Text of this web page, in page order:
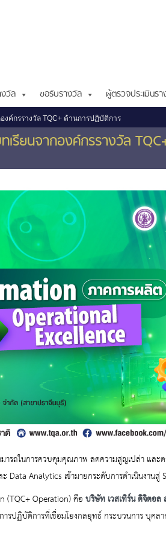
วัล ขอรับรางวัล ผู้ตรวจประเมินร
งค์กรรางวัล TQC+ ด้านการปฏิบัติการ
ยนจากองค์กรรางวัล
ารถในการควบคุมคุณภาพ ลดความสูญเปล่า แล
Data Analytics เข้ามายกระดับการดำเนินงาน
(TQC+ Operation) คือบริษัท เวสเทิร์น ดิจิตอล
รปฏิบัติการที่เชื่อมโยงกลยุทธ์ กระบวนการ บุคลา